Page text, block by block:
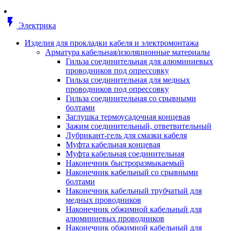
монтажные
Деталь крепежная для несущих и и
профильных реек
Зажим для крышки системы
поддержки кабелей
Кронштейн для кабельного лотка
Крышка для кабельных лотков
лотков
Лоток кабельный лестничный
Лоток кабельный листовой
Лоток кабельный проволочный
Настенный и потолочный
для кабельного лотка
Несущий профиль
лотков
Ответвление т-образное для
лотков
Пластина монтажная для
лотка
flash_on
Электрика
Изделия для прокладки кабеля и электромонтажа
Арматура кабельная/изоляционные материалы
Гильза соединительная для алюминиевых
проводников под опрессовку
Гильза соединительная для медных
проводников под опрессовку
Гильза соединительная со срывными
болтами
Заглушка термоусадочная концевая
Зажим соединительный, ответвительный
Лубрикант-гель для смазки кабеля
Муфта кабельная концевая
Муфта кабельная соединительная
Наконечник быстроразмыкаемый
Наконечник кабельный со срывными
болтами
Наконечник кабельный трубчатый для
медных проводников
Наконечник обжимной кабельный для
алюминиевых проводников
Наконечник обжимной кабельный для